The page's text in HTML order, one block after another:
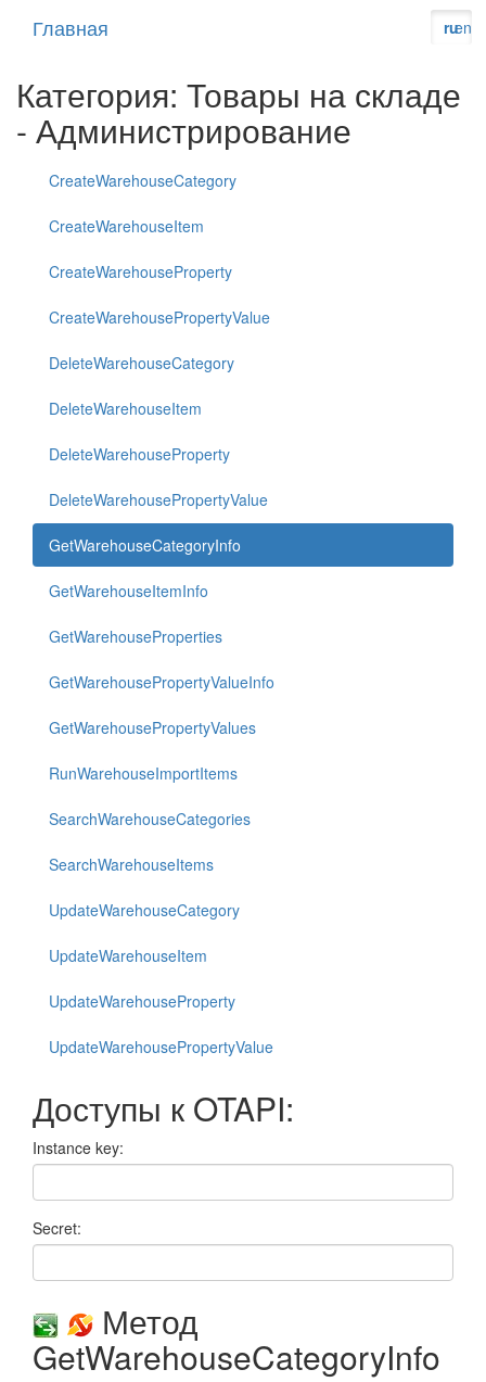
Главная en
ru
Категория: Товары на складе
- Администрирование
CreateWarehouseCategory
CreateWarehouseItem
CreateWarehouseProperty
CreateWarehousePropertyValue
DeleteWarehouseCategory
DeleteWarehouseItem
DeleteWarehouseProperty
DeleteWarehousePropertyValue
GetWarehouseCategoryInfo
GetWarehouseItemInfo
GetWarehouseProperties
GetWarehousePropertyValueInfo
GetWarehousePropertyValues
RunWarehouseImportItems
SearchWarehouseCategories
SearchWarehouseItems
UpdateWarehouseCategory
UpdateWarehouseItem
UpdateWarehouseProperty
UpdateWarehousePropertyValue
Доступы к OTAPI:
Instance key:
Secret:
Метод
GetWarehouseCategoryInfo